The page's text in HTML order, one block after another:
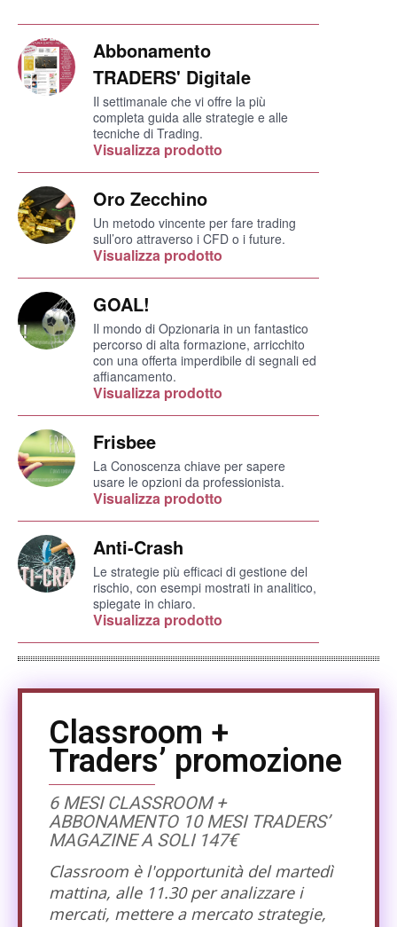
Abbonamento
TRADERS' Digitale
Il settimanale che vi offre la più
completa guida alle strategie e alle
tecniche di Trading.
Visualizza prodotto
Oro Zecchino
Un metodo vincente per fare trading
sull’oro attraverso i CFD o i future.
Visualizza prodotto
GOAL!
Il mondo di Opzionaria in un fantastico
percorso di alta formazione, arricchito
con una offerta imperdibile di segnali ed
affiancamento.
Visualizza prodotto
Frisbee
La Conoscenza chiave per sapere
usare le opzioni da professionista.
Visualizza prodotto
Anti-Crash
Le strategie più efficaci di gestione del
rischio, con esempi mostrati in analitico,
spiegate in chiaro.
Visualizza prodotto
Classroom +
Traders’ promozione
6 MESI CLASSROOM +
ABBONAMENTO 10 MESI TRADERS’
MAGAZINE A SOLI 147€
Classroom è l'opportunità del martedì
mattina, alle 11.30 per analizzare i
mercati, mettere a mercato strategie,